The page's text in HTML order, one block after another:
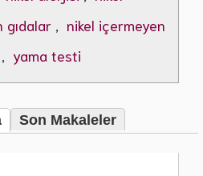
gıdalar , nikel içermeyen
, yama testi
Son Makaleler